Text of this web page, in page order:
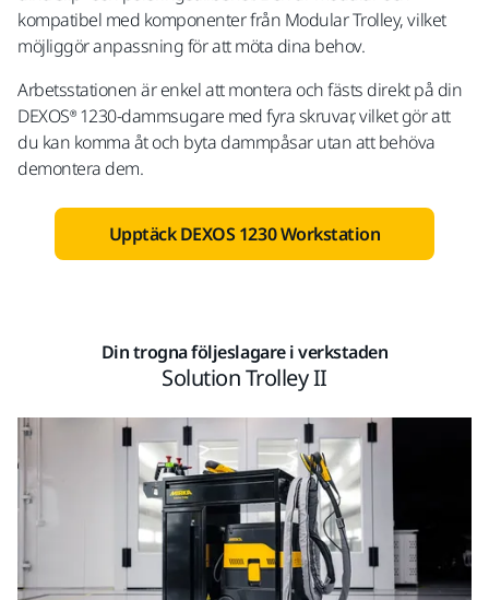
kompatibel med komponenter från Modular Trolley, vilket
möjliggör anpassning för att möta dina behov.
Arbetsstationen är enkel att montera och fästs direkt på din
DEXOS® 1230-dammsugare med fyra skruvar, vilket gör att
du kan komma åt och byta dammpåsar utan att behöva
demontera dem.
Upptäck DEXOS 1230 Workstation
Din trogna följeslagare i verkstaden
Solution Trolley II